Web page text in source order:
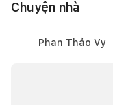
Chuyện nhà
Phan Thảo Vy